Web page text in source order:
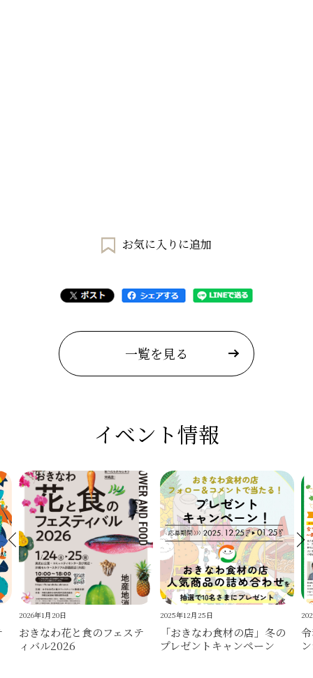
お気に入りに追加
一覧を見る
イベント情報
2026年1月20日
おきなわ花と食のフェステ
ィバル2026
2025年12月25日
「おきなわ食材の店」冬の
プレゼントキャンペーン